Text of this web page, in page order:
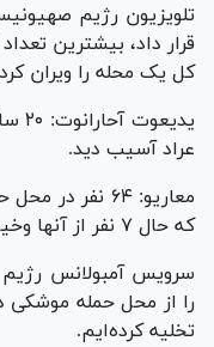
تلویزیون رژیم
قرار داد، بیشترین
کل یک محله را ویران
عراد آسیب دید.
معاریو: ۶۴
که حال ۷ نفر از آنها وخیم است.
تخلیه کرده‌ایم.